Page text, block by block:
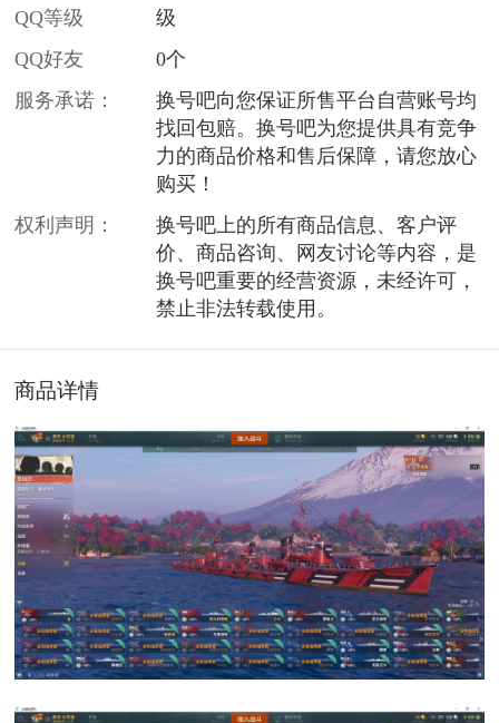
QQ等级
级
QQ好友
0个
服务承诺：
换号吧向您保证所售平台自营账号均
找回包赔。换号吧为您提供具有竞争
力的商品价格和售后保障，请您放心
购买！
权利声明：
换号吧上的所有商品信息、客户评
价、商品咨询、网友讨论等内容，是
换号吧重要的经营资源，未经许可，
禁止非法转载使用。
商品详情